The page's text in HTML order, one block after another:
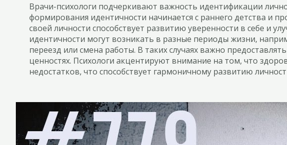
Врачи-психологи подчеркивают важность идентификации
формирования идентичности начинается с раннего детства и
своей личности способствует развитию уверенности в себе и
идентичности могут возникать в разные периоды жизни,
переезд или смена работы. В таких случаях важно
ценностях. Психологи акцентируют внимание на том, что
недостатков, что способствует гармоничному развитию